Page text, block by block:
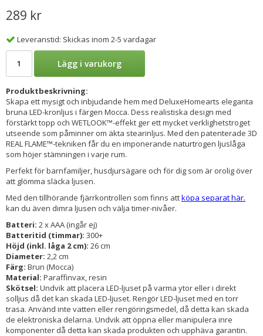
289 kr
Leveranstid: Skickas inom 2-5 vardagar
Lägg i varukorg
Produktbeskrivning:
Skapa ett mysigt och inbjudande hem med DeluxeHomearts eleganta
bruna LED-kronljus i färgen Mocca. Dess realistiska design med
förstärkt topp och WETLOOK™-effekt ger ett mycket verklighetstroget
utseende som påminner om äkta stearinljus. Med den patenterade 3D
REAL FLAME™-tekniken får du en imponerande naturtrogen ljuslåga
som höjer stämningen i varje rum.
Perfekt för barnfamiljer, husdjursägare och för dig som är orolig över
att glömma släcka ljusen.
Med den tillhörande fjärrkontrollen som finns attköpa separat här.
kan du även dimra ljusen och välja timer-nivåer.
Batteri: 2 x AAA (ingår ej)
Batteritid (timmar): 300+
Höjd (inkl. låga 2 cm): 26 cm
Diameter: 2,2 cm
Färg: Brun (Mocca)
Material: Paraffinvax, resin
Skötsel: Undvik att placera LED-ljuset på varma ytor eller i direkt
solljus då det kan skada LED-ljuset. Rengör LED-ljuset med en torr
trasa. Använd inte vatten eller rengöringsmedel, då detta kan skada
de elektroniska delarna. Undvik att öppna eller manipulera inre
komponenter då detta kan skada produkten och upphäva garantin.